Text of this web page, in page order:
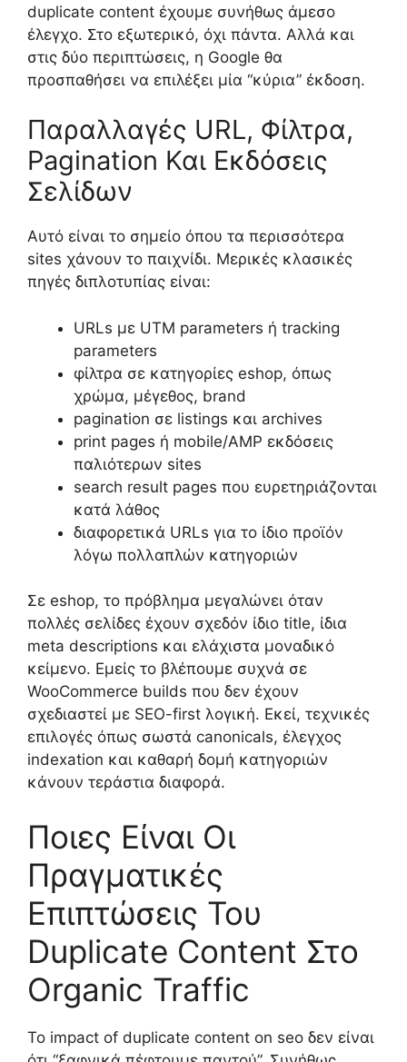
duplicate content έχουμε συνήθως άμεσο
έλεγχο. Στο εξωτερικό, όχι πάντα. Αλλά και
στις δύο περιπτώσεις, η Google θα
προσπαθήσει να επιλέξει μία “κύρια” έκδοση.
Παραλλαγές URL, Φίλτρα,
Pagination Και Εκδόσεις
Σελίδων
Αυτό είναι το σημείο όπου τα περισσότερα
sites χάνουν το παιχνίδι. Μερικές κλασικές
πηγές διπλοτυπίας είναι:
URLs με UTM parameters ή tracking
parameters
φίλτρα σε κατηγορίες eshop, όπως
χρώμα, μέγεθος, brand
pagination σε listings και archives
print pages ή mobile/AMP εκδόσεις
παλιότερων sites
search result pages που ευρετηριάζονται
κατά λάθος
διαφορετικά URLs για το ίδιο προϊόν
λόγω πολλαπλών κατηγοριών
Σε eshop, το πρόβλημα μεγαλώνει όταν
πολλές σελίδες έχουν σχεδόν ίδιο title, ίδια
meta descriptions και ελάχιστα μοναδικό
κείμενο. Εμείς το βλέπουμε συχνά σε
WooCommerce builds που δεν έχουν
σχεδιαστεί με SEO-first λογική. Εκεί, τεχνικές
επιλογές όπως σωστά canonicals, έλεγχος
indexation και καθαρή δομή κατηγοριών
κάνουν τεράστια διαφορά.
Ποιες Είναι Οι
Πραγματικές
Επιπτώσεις Του
Duplicate Content Στο
Organic Traffic
Το impact of duplicate content on seo δεν είναι